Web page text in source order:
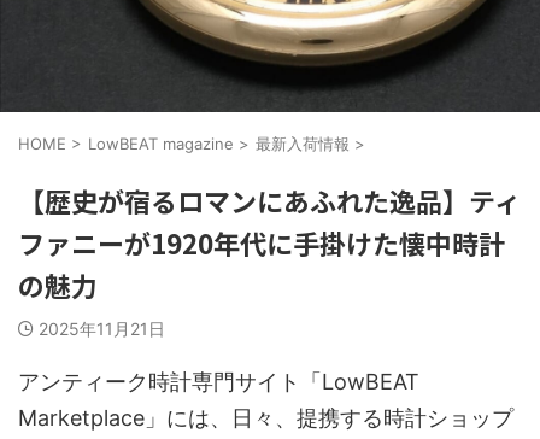
HOME > LowBEAT magazine > 最新入荷情報 >
【歴史が宿るロマンにあふれた逸品】ティ
ファニーが1920年代に手掛けた懐中時計
の魅力
2025年11月21日
アンティーク時計専門サイト「LowBEAT
Marketplace」には、日々、提携する時計ショップ